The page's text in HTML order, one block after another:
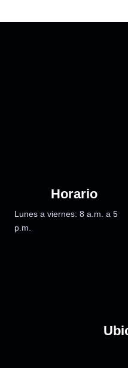
Horario
Lunes a viernes: 8 a.m. a 5
p.m.